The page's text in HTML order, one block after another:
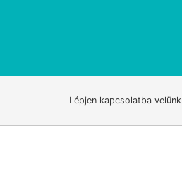
Lépjen kapcsolatba velünk